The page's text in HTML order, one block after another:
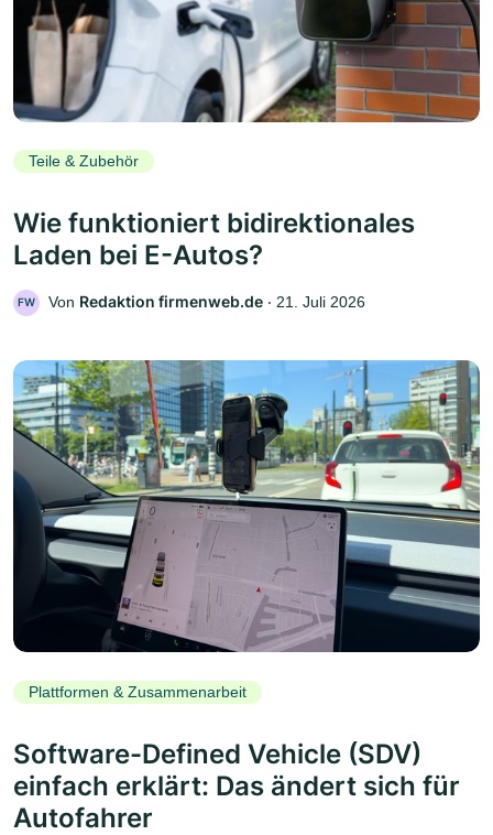
Teile & Zubehör
Wie funktioniert bidirektionales
Laden bei E-Autos?
FW Von Redaktion firmenweb.de ‧ 21. Juli 2026
Plattformen & Zusammenarbeit
Software-Defined Vehicle (SDV)
einfach erklärt: Das ändert sich für
Autofahrer